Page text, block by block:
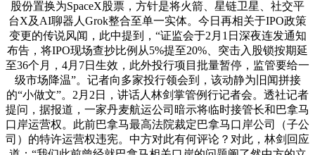
股份置换为SpaceX股票，方针是将火箭、星链卫星、社交平
台X及AI聊器人Grok整合至单一实体。今日再相关于IPO政策
变更的传说风闻，此中提到，“证监会于2月1日深夜连发通知
布告，将IPO现场查抄比例从5%提至20%、突击入股锁按期延
至36个月，4月7日生效，此外投行项目批量暂停，监管要给一
级市场降温”。记者向多家投行领会到，该动静为旧闻拼接
的“小做文”。2月2日，讲话人林剑掌管例行记者会。透社记者
提问，据报道，一家丹麦航运公司暗示将临时接管长和巴拿马
口岸运营权。此前巴拿马最高法院裁定巴拿马口岸公司（子公
司）的特许运营权违宪。中方对此有何评论？对此，林剑回应